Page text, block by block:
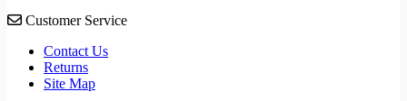
Customer Service
Contact Us
Returns
Site Map